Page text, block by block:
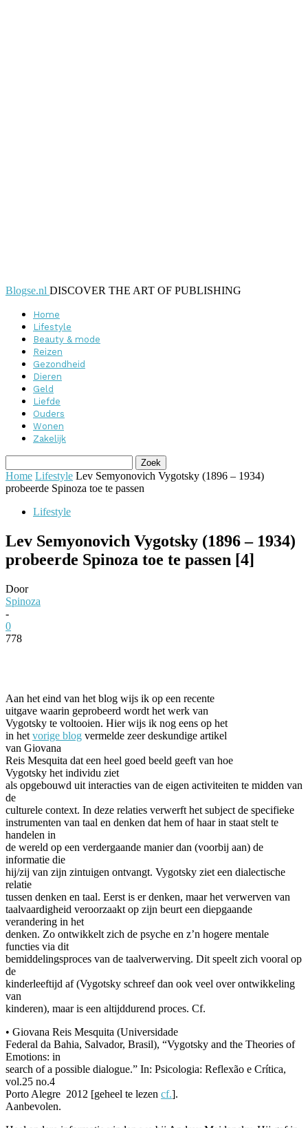
Blogse.nl DISCOVER THE ART OF PUBLISHING
Home
Lifestyle
Beauty & mode
Reizen
Gezondheid
Dieren
Geld
Liefde
Ouders
Wonen
Zakelijk
Home Lifestyle Lev Semyonovich Vygotsky (1896 – 1934)
probeerde Spinoza toe te passen
Lifestyle
Lev Semyonovich Vygotsky (1896 – 1934)
probeerde Spinoza toe te passen [4]
Door
Spinoza
-
0
778
Aan het eind van het blog wijs ik op een recente
uitgave waarin geprobeerd wordt het werk van
Vygotsky te voltooien. Hier wijs ik nog eens op het
in het vorige blog vermelde zeer deskundige artikel
van Giovana
Reis Mesquita dat een heel goed beeld geeft van hoe
Vygotsky het individu ziet
als opgebouwd uit interacties van de eigen activiteiten te midden van
de
culturele context. In deze relaties verwerft het subject de specifieke
instrumenten van taal en denken dat hem of haar in staat stelt te
handelen in
de wereld op een verdergaande manier dan (voorbij aan) de
informatie die
hij/zij van zijn zintuigen ontvangt. Vygotsky ziet een dialectische
relatie
tussen denken en taal. Eerst is er denken, maar het verwerven van
taalvaardigheid veroorzaakt op zijn beurt een diepgaande
verandering in het
denken. Zo ontwikkelt zich de psyche en z’n hogere mentale
functies via dit
bemiddelingsproces van de taalverwerving. Dit speelt zich vooral op
de
kinderleeftijd af (Vygotsky schreef dan ook veel over ontwikkeling
van
kinderen), maar is een altijddurend proces. Cf.
• Giovana Reis Mesquita (Universidade
Federal da Bahia, Salvador, Brasil), “Vygotsky and the Theories of
Emotions: in
search of a possible dialogue.” In: Psicologia: Reflexão e Crítica,
vol.25 no.4
Porto Alegre 2012 [geheel te lezen cf.].
Aanbevolen.